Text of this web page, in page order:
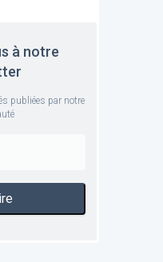
à notre
publiées par notre